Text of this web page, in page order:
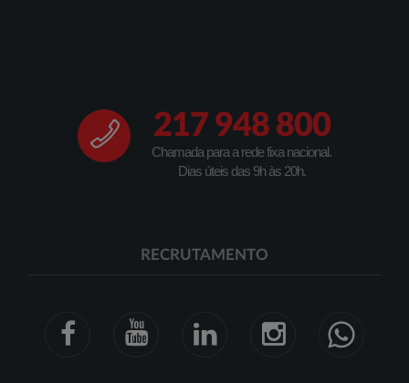
217 948 800
Chamada para a rede fixa nacional.
Dias úteis das 9h às 20h.
RECRUTAMENTO